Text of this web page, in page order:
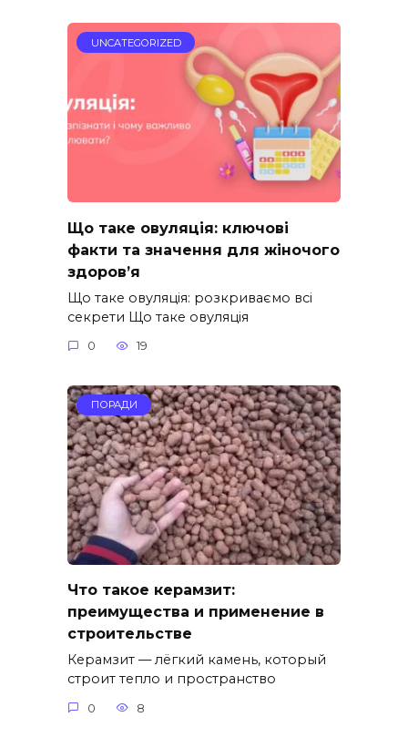
UNCATEGORIZED
Що таке овуляція: ключові
факти та значення для жіночого
здоров’я
Що таке овуляція: розкриваємо всі
секрети Що таке овуляція
0 19
ПОРАДИ
Что такое керамзит:
преимущества и применение в
строительстве
Керамзит — лёгкий камень, который
строит тепло и пространство
0 8